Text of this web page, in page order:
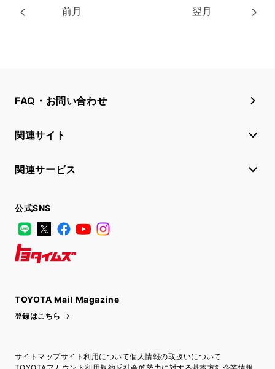
前月 翌月
FAQ・お問い合わせ
関連サイト
関連サービス
公式SNS
LINE
X FacebookYouTube
TOYOTA Mail Magazine
登録はこちら
サイトマップサイト利用について個人情報の取扱いについて